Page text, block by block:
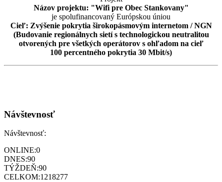
Názov projektu: "Wifi pre Obec Stankovany"
je spolufinancovaný Európskou úniou
Cieľ: Zvýšenie pokrytia širokopásmovým internetom / NGN
(Budovanie regionálnych sietí s technologickou neutralitou
otvorených pre všetkých operátorov s ohľadom na cieľ
100 percentného pokrytia 30 Mbit/s)
Návštevnosť
Návštevnosť:
ONLINE:0
DNES:90
TÝŽDEŇ:90
CELKOM:1218277